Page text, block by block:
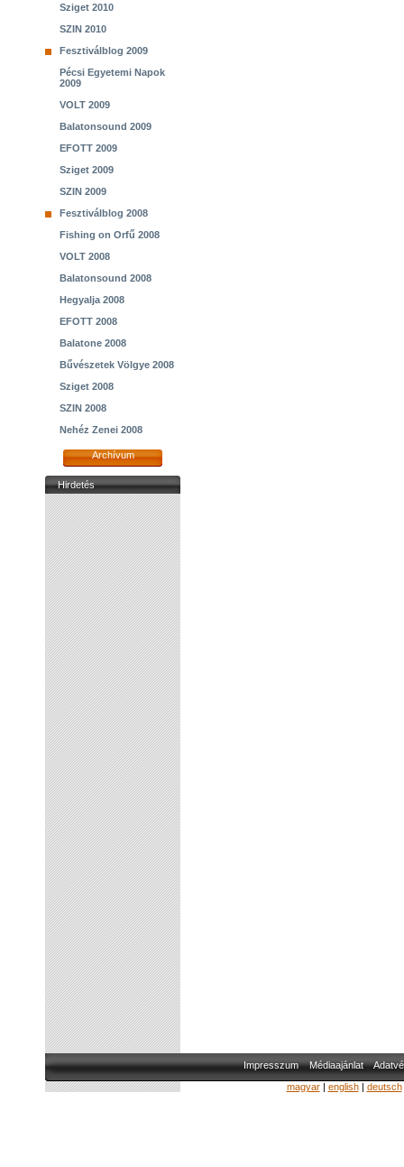
Sziget 2010
SZIN 2010
Fesztiválblog 2009
Pécsi Egyetemi Napok
2009
VOLT 2009
Balatonsound 2009
EFOTT 2009
Sziget 2009
SZIN 2009
Fesztiválblog 2008
Fishing on Orfű 2008
VOLT 2008
Balatonsound 2008
Hegyalja 2008
EFOTT 2008
Balatone 2008
Bűvészetek Völgye 2008
Sziget 2008
SZIN 2008
Nehéz Zenei 2008
Archívum
Hirdetés
Impresszum Médiaajánlat
magyar| english| deutsch